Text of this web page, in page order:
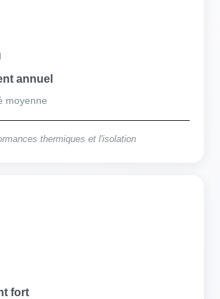
annuel
moyenne
thermiques et l'isolation
fort